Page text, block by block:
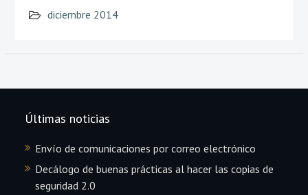
diciembre 2014
Últimas noticias
Envío de comunicaciones por correo electrónico
Decálogo de buenas prácticas al hacer las copias de
seguridad 2.0